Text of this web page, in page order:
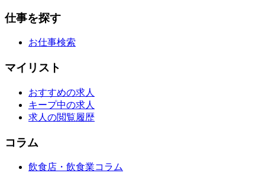
仕事を探す
お仕事検索
マイリスト
おすすめの求人
キープ中の求人
求人の閲覧履歴
コラム
飲食店・飲食業コラム